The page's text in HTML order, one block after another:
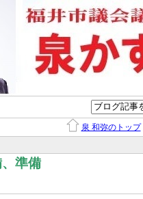
泉 和弥のトップ
準備